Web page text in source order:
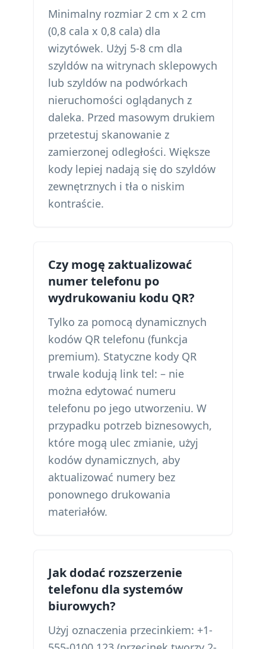
Minimalny rozmiar 2 cm x 2 cm
(0,8 cala x 0,8 cala) dla
wizytówek. Użyj 5-8 cm dla
szyldów na witrynach sklepowych
lub szyldów na podwórkach
nieruchomości oglądanych z
daleka. Przed masowym drukiem
przetestuj skanowanie z
zamierzonej odległości. Większe
kody lepiej nadają się do szyldów
zewnętrznych i tła o niskim
kontraście.
Czy mogę zaktualizować
numer telefonu po
wydrukowaniu kodu QR?
Tylko za pomocą dynamicznych
kodów QR telefonu (funkcja
premium). Statyczne kody QR
trwale kodują link tel: – nie
można edytować numeru
telefonu po jego utworzeniu. W
przypadku potrzeb biznesowych,
które mogą ulec zmianie, użyj
kodów dynamicznych, aby
aktualizować numery bez
ponownego drukowania
materiałów.
Jak dodać rozszerzenie
telefonu dla systemów
biurowych?
Użyj oznaczenia przecinkiem: +1-